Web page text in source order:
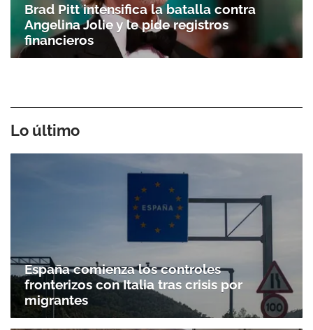
Brad Pitt intensifica la batalla contra
Angelina Jolie y le pide registros
financieros
Lo último
España comienza los controles
fronterizos con Italia tras crisis por
migrantes